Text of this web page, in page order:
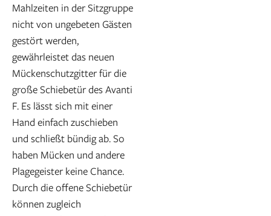
Mahlzeiten in der Sitzgruppe
nicht von ungebeten Gästen
gestört werden,
gewährleistet das neuen
Mückenschutzgitter für die
große Schiebetür des Avanti
F. Es lässt sich mit einer
Hand einfach zuschieben
und schließt bündig ab. So
haben Mücken und andere
Plagegeister keine Chance.
Durch die offene Schiebetür
können zugleich